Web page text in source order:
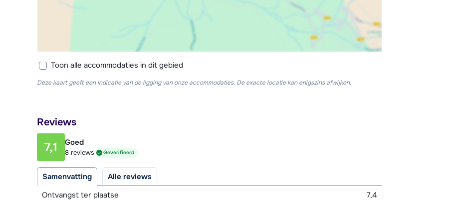
Toon alle accommodaties in dit gebied
Deze kaart geeft een indicatie van de ligging van onze accommodaties. De exacte locatie kan enigszins afwijken.
Reviews
7,1 Goed
8 reviews Geverifieerd
Samenvatting
Alle reviews
Ontvangst ter plaatse
7,4